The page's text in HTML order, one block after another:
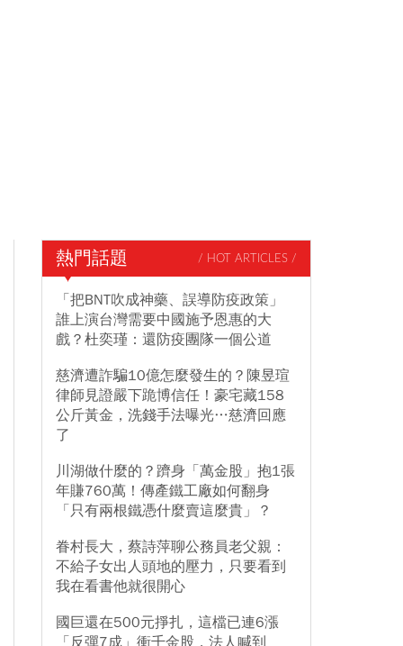
熱門話題 / HOT ARTICLES /
「把BNT吹成神藥、誤導防疫政策」
誰上演台灣需要中國施予恩惠的大
戲？杜奕瑾：還防疫團隊一個公道
慈濟遭詐騙10億怎麼發生的？陳昱瑄
律師見證嚴下跪博信任！豪宅藏158
公斤黃金，洗錢手法曝光…慈濟回應
了
川湖做什麼的？躋身「萬金股」抱1張
年賺760萬！傳產鐵工廠如何翻身
「只有兩根鐵憑什麼賣這麼貴」？
眷村長大，蔡詩萍聊公務員老父親：
不給子女出人頭地的壓力，只要看到
我在看書他就很開心
國巨還在500元掙扎，這檔已連6漲
「反彈7成」衝千金股，法人喊到